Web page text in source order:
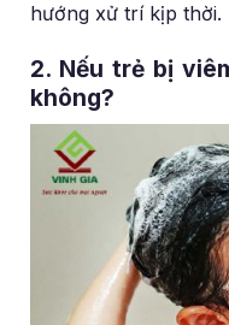
hướng xử trí kịp thời.
2. Nếu trẻ bị
không?